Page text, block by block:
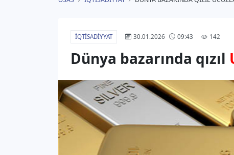
İQTISADIYYAT 30.01.2026 09:43 142
Dünya bazarında qızıl